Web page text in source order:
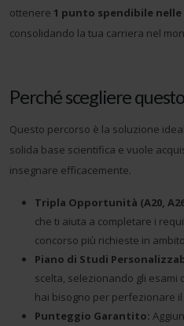
ottenere 1 punto spendibile nelle
consolidando la tua carriera nel
Perché scegliere
Questo percorso è la soluzione
solida base scientifica e vuole
insegnare efficacemente.
Tripla Opportunità (A20, A26
che ti aiuta a completare i
concorso più richieste in
Piano di Studi
scelta, selezionando gli esami
hai bisogno per perfezionare
Punteggio Garantito: